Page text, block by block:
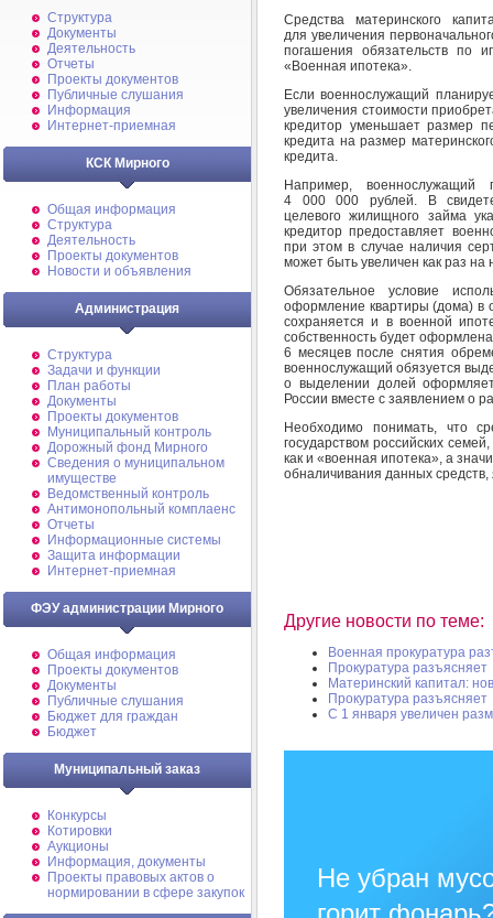
Структура
Документы
Деятельность
Отчеты
Проекты документов
Публичные слушания
Информация
Интернет-приемная
КСК Мирного
Общая информация
Структура
Деятельность
Проекты документов
Новости и объявления
Администрация
Структура
Задачи и функции
План работы
Документы
Проекты документов
Муниципальный контроль
Дорожный фонд Мирного
Cведения о муниципальном
имуществе
Ведомственный контроль
Антимонопольный комплаенс
Отчеты
Информационные системы
Защита информации
Интернет-приемная
ФЭУ администрации Мирного
Общая информация
Проекты документов
Документы
Публичные слушания
Бюджет для граждан
Бюджет
Муниципальный заказ
Конкурсы
Котировки
Аукционы
Информация, документы
Проекты правовых актов о
нормировании в сфере закупок
Средства материнского
для увеличения
погашения обязательств по
«Военная ипотека».
Если военнослужащий
увеличения стоимости
кредитор уменьшает размер
кредита на размер
кредита.
Например, военнослужащий
4 000 000 рублей. В
целевого жилищного займа
кредитор предоставляет
при этом в случае наличия
может быть увеличен как раз
Обязательное условие
оформление квартиры (дома) в
сохраняется и в военной
собственность будет
6 месяцев после снятия
военнослужащий обязуется
о выделении долей
России вместе с заявлением о
Необходимо понимать, что
государством российских
как и «военная ипотека», а
обналичивания данных
Другие новости по теме:
Военная прокуратура
Прокуратура разъясняет
Материнский капитал:
Прокуратура разъясняет
С 1 января увеличен
Не убран